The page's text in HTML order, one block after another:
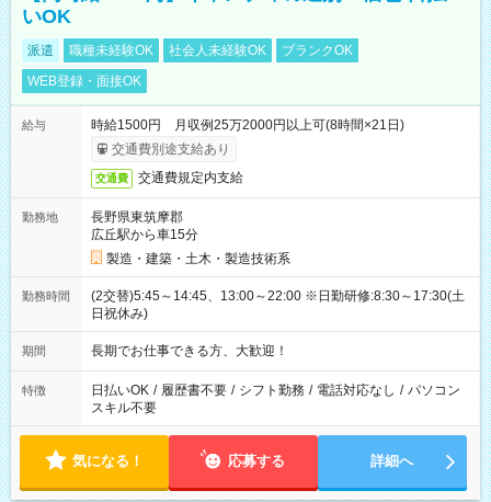
いOK
派遣 職種未経験OK 社会人未経験OK
ブランクOK
WEB登録・面接OK
給与
時給1500円 月収例25万2000円以上可(8時間×21日)
交通費別途支給あり
交通費 交通費規定内支給
勤務地
長野県東筑摩郡
広丘駅から車15分
製造・建築・土木・製造技術系
勤務時間
(2交替)5:45～14:45、13:00～22:00 ※日勤研修:8:30～17:30(土
日祝休み)
期間 長期でお仕事できる方、大歓迎！
特徴 日払いOK / 履歴書不要 / シフト勤務 / 電話対応なし / パソコン
スキル不要
気になる！ 応募する 詳細へ